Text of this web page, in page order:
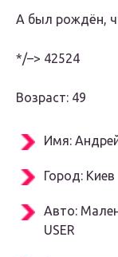
А был рождён,
*/–> 42524
Возраст: 49
Имя:
Город: Киев
Авто:
USER